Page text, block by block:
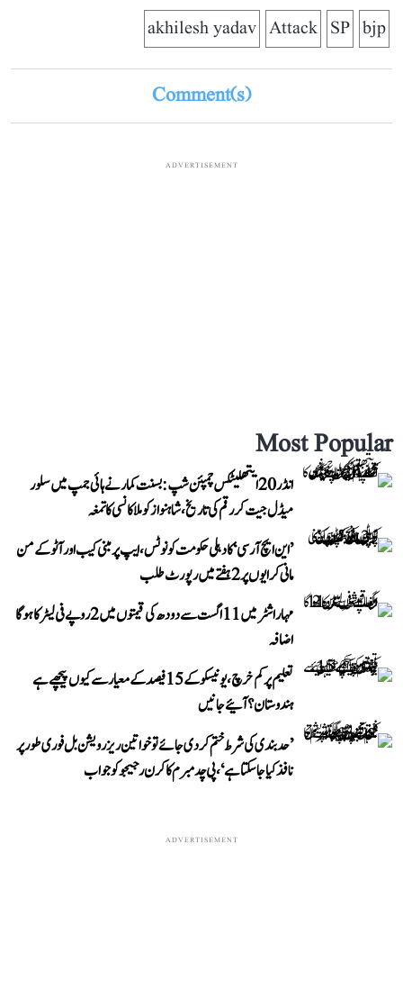
bjp
SP
Attack
akhilesh yadav
Comment(s)
ADVERTISEMENT
Most Popular
انڈر 20 ایتھلیٹکس چمپئن شپ: بسنت کمار نے ہائی جمپ میں سلور
میڈل جیت کر رقم کی تاریخ، شاہنواز کو ملا کانسی کا تمغہ
’این ایچ آر سی‘ کا دہلی حکومت کو نوٹس، ایپ پر مبنی کیب اور آٹو کے من
مانی کرایوں پر 2 ہفتے میں رپورٹ طلب
مہاراشٹر میں 11 اگست سے دودھ کی قیمتوں میں 2 روپے فی لیٹر کا ہوگا
اضافہ
تعلیم پر کم خرچ، یونیسکو کے 15 فیصد کے معیار سے کیوں پیچھے ہے
ہندوستان؟ آئیے جانیں
’حد بندی کی شرط ختم کر دی جائے تو خواتین ریزرویشن بل فوری طور پر
نافذ کیا جا سکتا ہے‘، پی چدمبرم کا کرن رجیجو کو جواب
ADVERTISEMENT